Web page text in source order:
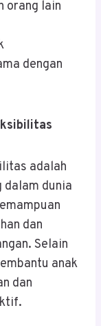
orang lain
dengan
adalah
dalam dunia
dan
Selain
anak
dan